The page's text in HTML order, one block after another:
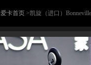
爱卡首页 >凯旋（进口）